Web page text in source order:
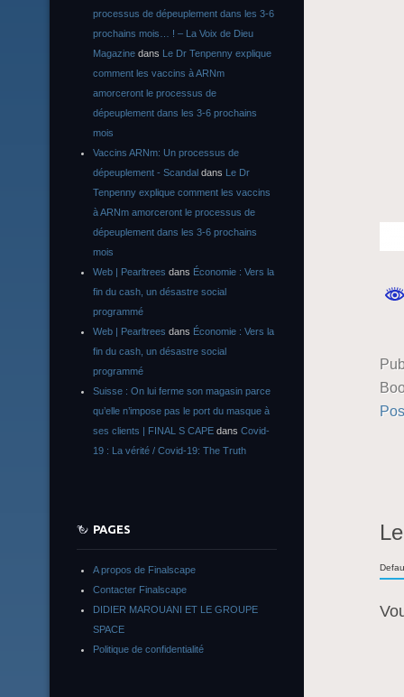
processus de dépeuplement dans les 3-6
prochains mois… ! – La Voix de Dieu
Magazine dans Le Dr Tenpenny explique
comment les vaccins à ARNm
amorceront le processus de
dépeuplement dans les 3-6 prochains
mois
Vaccins ARNm: Un processus de
dépeuplement - Scandal dans Le Dr
Tenpenny explique comment les vaccins
à ARNm amorceront le processus de
dépeuplement dans les 3-6 prochains
mois
Web | Pearltrees dans Économie : Vers la
fin du cash, un désastre social
programmé
Web | Pearltrees dans Économie : Vers la
fin du cash, un désastre social
programmé
Suisse : On lui ferme son magasin parce
qu’elle n’impose pas le port du masque à
ses clients | FINAL S CAPE dans Covid-
19 : La vérité / Covid-19: The Truth
PAGES
A propos de Finalscape
Contacter Finalscape
DIDIER MAROUANI ET LE GROUPE
SPACE
Politique de confidentialité